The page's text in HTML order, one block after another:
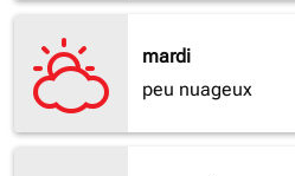
mardi
peu nuageux